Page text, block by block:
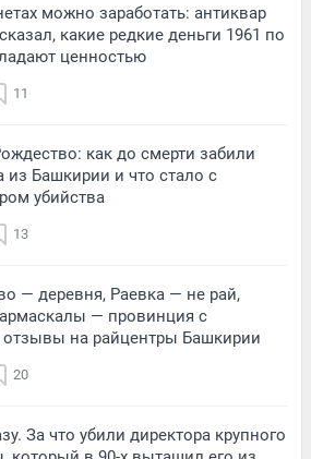
можно заработать: антиквар
какие редкие деньги 1961 по
ценностью
11
как до смерти забили
из Башкирии и что стало с
убийства
13
— деревня, Раевка — не рай,
— провинция с
отзывы на райцентры Башкирии
20
За что убили директора крупного